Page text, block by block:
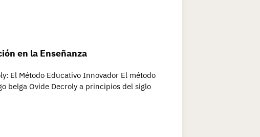
en la Enseñanza
El Método Educativo Innovador El método
belga Ovide Decroly a principios del siglo